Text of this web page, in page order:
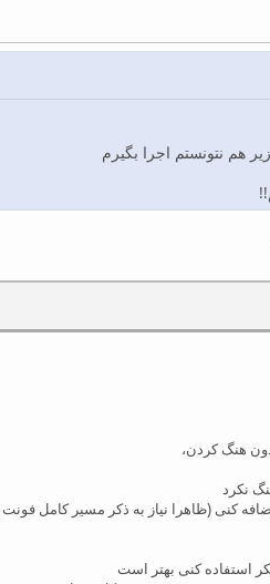
نکرد
کنی (ظاهرا نیاز به ذکر مسیر کامل